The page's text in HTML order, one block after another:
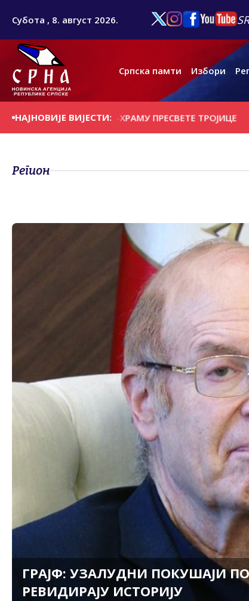
Субота , 8. август 2026.
Српска памти Избори
НАЈНОВИЈЕ ВИЈЕСТИ:
У СПОМЕН-ХРАМУ ПРЕСВЕТЕ ТРОЈИЦЕ НАЈВЕЋИ
Регион
ГРАЈФ: УЗАЛУДНИ ПОКУШАЈИ
РЕВИДИРАЈУ ИСТОРИЈУ